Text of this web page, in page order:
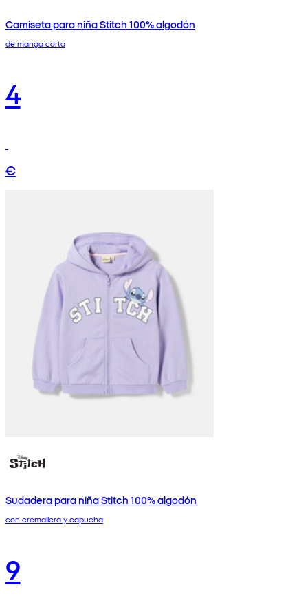
Camiseta para niña Stitch 100% algodón
de manga corta
4
€
Sudadera para niña Stitch 100% algodón
con cremallera y capucha
9